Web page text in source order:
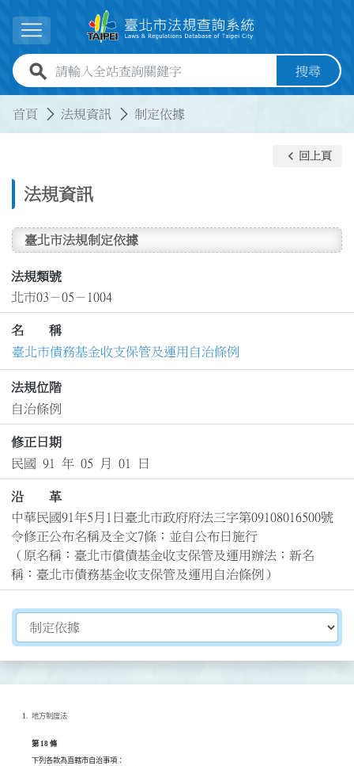
展開選單
全站查詢關鍵字欄位 搜尋
首頁 法規資訊 制定依據
法規資訊
keyboard_arrow_left 回上頁
臺北市法規制定依據
法規類號
北市03－05－1004
名 稱
臺北市債務基金收支保管及運用自治條例
法規位階
自治條例
修正日期
民國 91 年 05 月 01 日
沿 革
中華民國91年5月1日臺北市政府府法三字第09108016500號
令修正公布名稱及全文7條；並自公布日施行
（原名稱：臺北市償債基金收支保管及運用辦法；新名
稱：臺北市債務基金收支保管及運用自治條例）
切換選擇法規資訊內容
地方制度法
第 18 條
下列各款為直轄市自治事項：